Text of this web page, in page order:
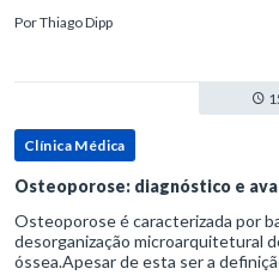
PorThiago Dipp
Clínica Médica
Osteoporose: diagnóstico e
Osteoporose é caracterizada por
desorganização microarquitetural
óssea.Apesar de esta ser a